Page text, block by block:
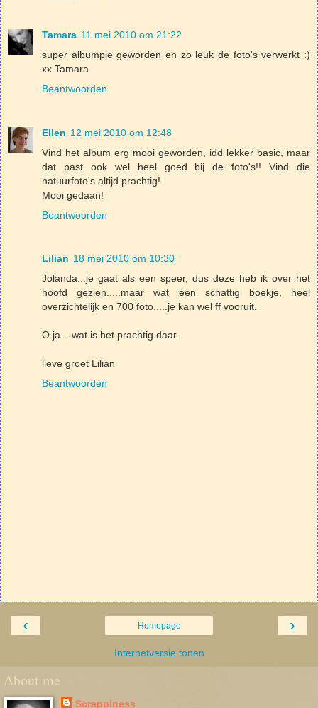
Tamara 11 mei 2010 om 21:22
super albumpje geworden en zo leuk de foto's verwerkt :)
xx Tamara
Beantwoorden
Ellen 12 mei 2010 om 12:48
Vind het album erg mooi geworden, idd lekker basic, maar
dat past ook wel heel goed bij de foto's!! Vind die
natuurfoto's altijd prachtig!
Mooi gedaan!
Beantwoorden
Lilian 18 mei 2010 om 10:30
Jolanda...je gaat als een speer, dus deze heb ik over het
hoofd gezien.....maar wat een schattig boekje, heel
overzichtelijk en 700 foto.....je kan wel ff vooruit.
O ja....wat is het prachtig daar.
lieve groet Lilian
Beantwoorden
‹ ›
Homepage
Internetversie tonen
About me
Scrappiness